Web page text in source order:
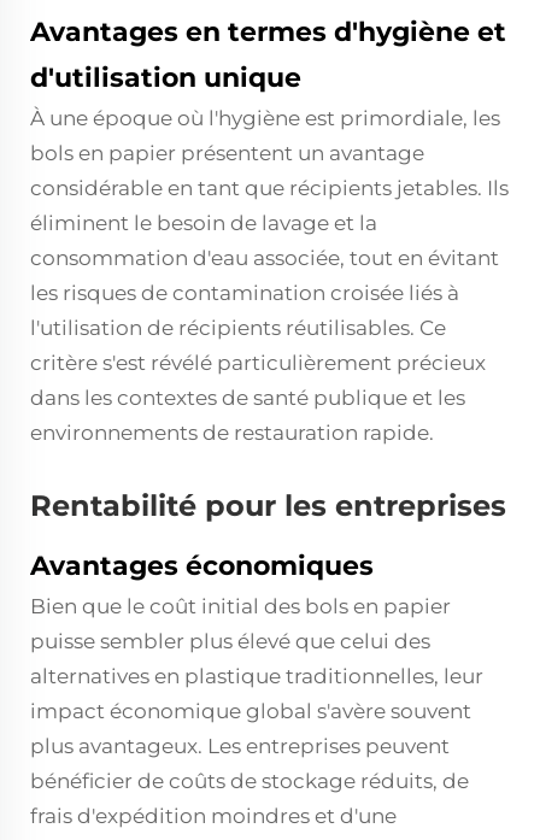
Avantages en termes d'hygiène et
d'utilisation unique
À une époque où l'hygiène est primordiale, les
bols en papier présentent un avantage
considérable en tant que récipients jetables. Ils
éliminent le besoin de lavage et la
consommation d'eau associée, tout en évitant
les risques de contamination croisée liés à
l'utilisation de récipients réutilisables. Ce
critère s'est révélé particulièrement précieux
dans les contextes de santé publique et les
environnements de restauration rapide.
Rentabilité pour les entreprises
Avantages économiques
Bien que le coût initial des bols en papier
puisse sembler plus élevé que celui des
alternatives en plastique traditionnelles, leur
impact économique global s'avère souvent
plus avantageux. Les entreprises peuvent
bénéficier de coûts de stockage réduits, de
frais d'expédition moindres et d'une